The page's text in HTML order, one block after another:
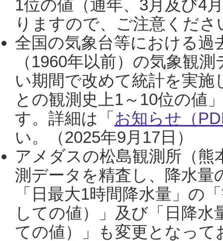
1位の値（通年、3月及び4
りますので、ご注意くだ
全国の気象台等における過
（1960年以前）の気象観
い期間で改めて統計を実
との観測史上1～10位の値
す。詳細は「 お知らせ（
い。（2025年9月17日）
アメダスの松島観測所（熊
測データを精査し、降水
「日最大1時間降水量」の
しての値）」及び「日降
ての値）」も変更となっ